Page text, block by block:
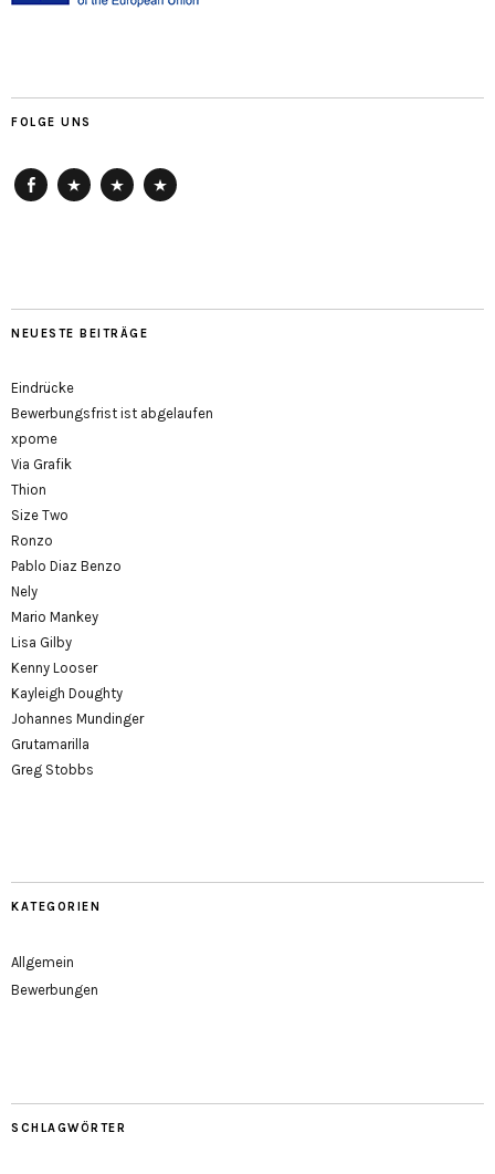
FOLGE UNS
NEUESTE BEITRÄGE
Eindrücke
Bewerbungsfrist ist abgelaufen
xpome
Via Grafik
Thion
Size Two
Ronzo
Pablo Diaz Benzo
Nely
Mario Mankey
Lisa Gilby
Kenny Looser
Kayleigh Doughty
Johannes Mundinger
Grutamarilla
Greg Stobbs
KATEGORIEN
Allgemein
Bewerbungen
SCHLAGWÖRTER